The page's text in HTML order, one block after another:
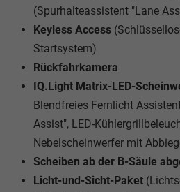
(Spurhalteassistent "Lane
Keyless Access
Startsystem)
Rückfahrkamera
IQ.Light Matrix-LED-
Blendfreies Fernlicht
Assist", LED-
Nebelscheinwerfer mit
Scheiben ab der B-Säule
Licht-und-Sicht-Paket